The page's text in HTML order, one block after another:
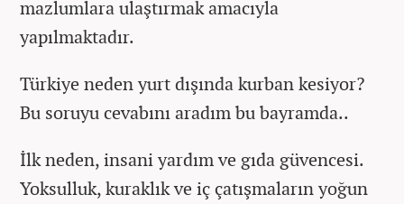
mazlumlara ulaştırmak amacıyla
yapılmaktadır.
Türkiye neden yurt dışında kurban kesiyor?
Bu soruyu cevabını aradım bu bayramda..
İlk neden, insani yardım ve gıda güvencesi.
Yoksulluk, kuraklık ve iç çatışmaların yoğun